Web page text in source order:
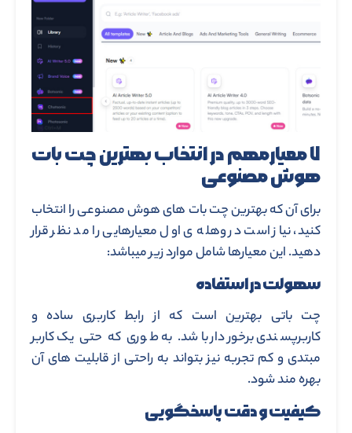
۷ معیارمهم در انتخاب بهترین چت بات
هوش مصنوعی
برای آن که بهترین چت بات های هوش مصنوعی را انتخاب
کنید، نیاز است در وهله ی اول معیارهایی را مد نظر قرار
دهید. این معیارها شامل موارد زیر میباشد:
سهولت در استفاده
چت باتی بهترین است که از رابط کاربری ساده و
کاربرپسندی برخوردار باشد. به طوری که حتی یک کاربر
مبتدی و کم تجربه نیز بتواند به راحتی از قابلیت های آن
بهره مند شود.
کیفیت و دقت پاسخگویی